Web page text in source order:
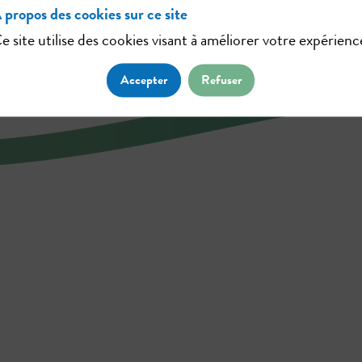
des cookies sur ce site
site utilise des cookies visant à améliorer votre
Accepter Refuser